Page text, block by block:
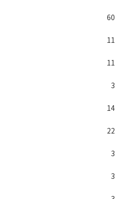
60
11
11
3
14
22
3
3